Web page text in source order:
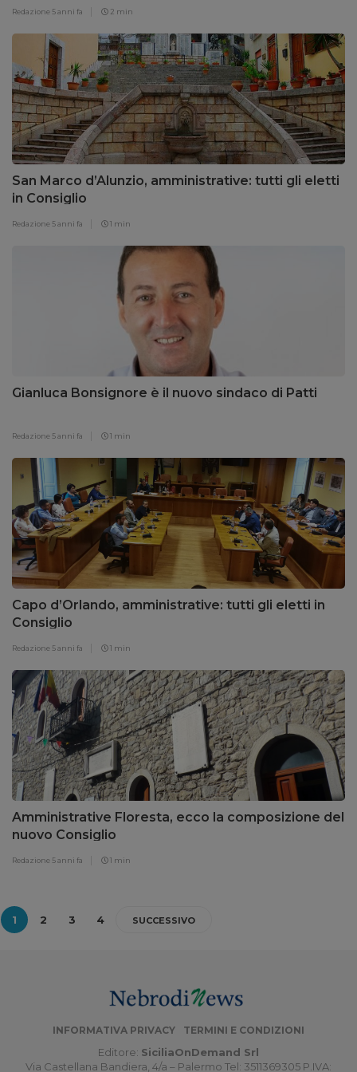
Redazione 5 anni fa 2 min
San Marco d’Alunzio, amministrative: tutti gli eletti
in Consiglio
Redazione 5 anni fa 1 min
Gianluca Bonsignore è il nuovo sindaco di Patti
Redazione 5 anni fa 1 min
Capo d’Orlando, amministrative: tutti gli eletti in
Consiglio
Redazione 5 anni fa 1 min
Amministrative Floresta, ecco la composizione del
nuovo Consiglio
Redazione 5 anni fa 1 min
1 2 3 4 SUCCESSIVO
INFORMATIVA PRIVACY TERMINI E CONDIZIONI
Editore: SiciliaOnDemand Srl
Via Castellana Bandiera, 4/a – Palermo Tel: 3511369305 P.IVA: